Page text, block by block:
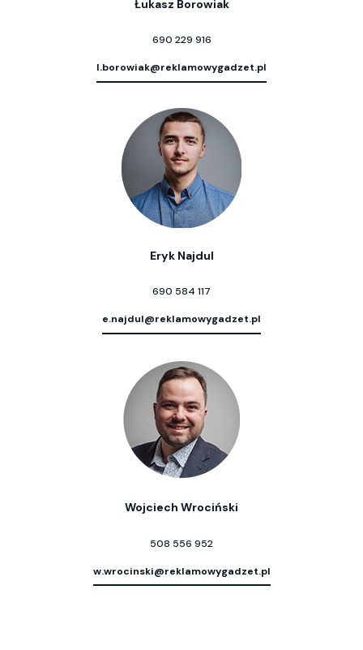
Łukasz Borowiak
690 229 916
l.borowiak@reklamowygadzet.pl
Eryk Najdul
690 584 117
e.najdul@reklamowygadzet.pl
Wojciech Wrociński
508 556 952
w.wrocinski@reklamowygadzet.pl